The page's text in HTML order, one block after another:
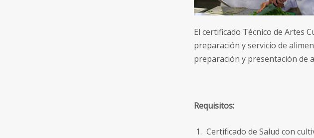
El certificado Técnico de Artes
preparación y servicio de
preparación y presentación de
Requisitos:
Certificado de Salud con